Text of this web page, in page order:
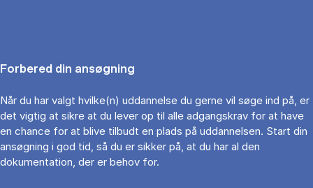
Forbered din ansøgning
Når du har valgt hvilke(n) uddannelse du gerne vil søge ind på, er
det vigtig at sikre at du lever op til alle adgangskrav for at have
en chance for at blive tilbudt en plads på uddannelsen. Start din
ansøgning i god tid, så du er sikker på, at du har al den
dokumentation, der er behov for.